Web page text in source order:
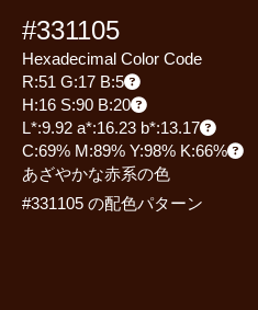
#331105
Hexadecimal Color Code
R:51 G:17 B:5
H:16 S:90 B:20
L*:9.92 a*:16.23 b*:13.17
C:69% M:89% Y:98% K:66%
あざやかな赤系の色
#331105 の配色パターン